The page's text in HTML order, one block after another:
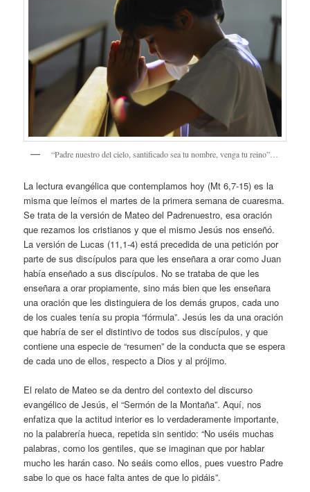
“Padre nuestro del cielo, santificado sea tu nombre, venga tu reino”…
La lectura evangélica que contemplamos hoy (Mt 6,7-15) es la
misma que leímos el martes de la primera semana de cuaresma.
Se trata de la versión de Mateo del Padrenuestro, esa oración
que rezamos los cristianos y que el mismo Jesús nos enseñó.
La versión de Lucas (11,1-4) está precedida de una petición por
parte de sus discípulos para que les enseñara a orar como Juan
había enseñado a sus discípulos. No se trataba de que les
enseñara a orar propiamente, sino más bien que les enseñara
una oración que les distinguiera de los demás grupos, cada uno
de los cuales tenía su propia “fórmula”. Jesús les da una oración
que habría de ser el distintivo de todos sus discípulos, y que
contiene una especie de “resumen” de la conducta que se espera
de cada uno de ellos, respecto a Dios y al prójimo.
El relato de Mateo se da dentro del contexto del discurso
evangélico de Jesús, el “Sermón de la Montaña”. Aquí, nos
enfatiza que la actitud interior es lo verdaderamente importante,
no la palabrería hueca, repetida sin sentido: “No uséis muchas
palabras, como los gentiles, que se imaginan que por hablar
mucho les harán caso. No seáis como ellos, pues vuestro Padre
sabe lo que os hace falta antes de que lo pidáis”.